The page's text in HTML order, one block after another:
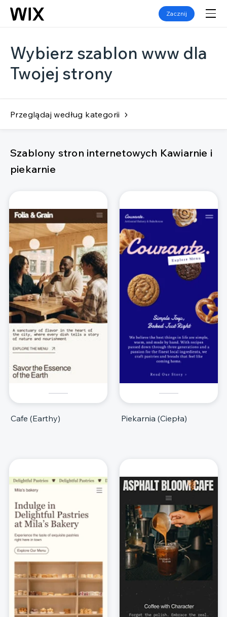
Zacznij
Wybierz szablon www dla
Twojej strony
Przeglądaj według kategorii
Szablony stron internetowych Kawiarnie i
piekarnie
Cafe (Earthy) Piekarnia (Ciepła)